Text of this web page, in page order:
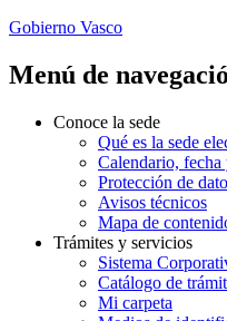
Gobierno Vasco
Menú de
Conoce la sede
Qué es la sede
Calendario,
Protección de
Avisos técnicos
Mapa de
Trámites y servicios
Sistema
Catálogo de
Mi carpeta